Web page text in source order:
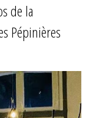
de la
Pépinières